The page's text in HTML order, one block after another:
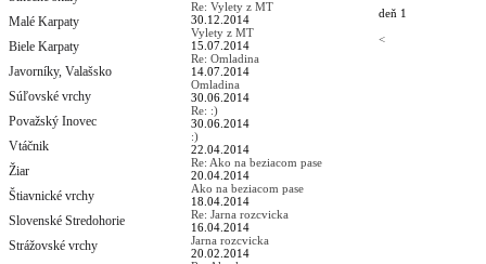
Malé Karpaty
Biele Karpaty
Javorníky, Valašsko
Súľovské vrchy
Považský Inovec
Vtáčnik
Žiar
Štiavnické vrchy
Slovenské Stredohorie
Strážovské vrchy
Re: Vylety z MT
30.12.2014
Vylety z MT
15.07.2014
Re: Omladina
14.07.2014
Omladina
30.06.2014
Re: :)
30.06.2014
:)
22.04.2014
Re: Ako na beziacom pase
20.04.2014
Ako na beziacom pase
18.04.2014
Re: Jarna rozcvicka
16.04.2014
Jarna rozcvicka
20.02.2014
deň 1
<